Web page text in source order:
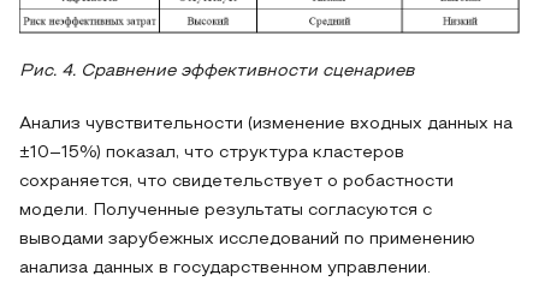
Рис. 4. Сравнение эффективности сценариев
Анализ чувствительности (изменение входных данных на
±10–15%) показал, что структура кластеров
сохраняется, что свидетельствует о робастности
модели. Полученные результаты согласуются с
выводами зарубежных исследований по применению
анализа данных в государственном управлении.